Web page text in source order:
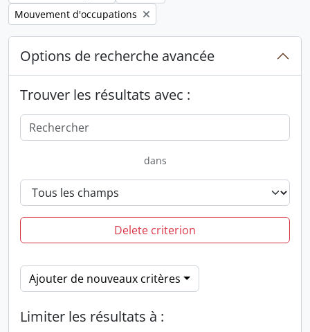
Remove filter:
Mouvement d'occupations
Options de recherche avancée
Trouver les résultats avec :
dans
Delete criterion
Ajouter de nouveaux critères
Limiter les résultats à :